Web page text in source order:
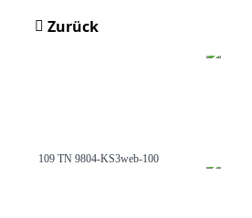
Zurück
109 TN 9804-KS3web-100